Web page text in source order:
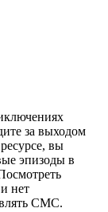
за выходом
вы
эпизоды в
нет
СМС.